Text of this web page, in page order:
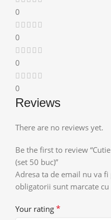
0
0
0
0
Reviews
There are no reviews yet.
Be the first to review
(set 50 buc)”
Adresa ta de email nu va fi
obligatorii sunt marcate cu
Your rating *